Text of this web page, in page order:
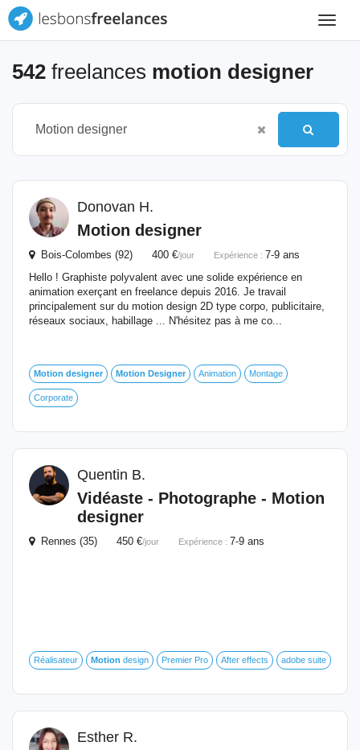
Toggle
542 freelances motion designer
Donovan H.
Motion designer
Bois-Colombes (92) 400 €/jour Expérience : 7-9 ans
Hello ! Graphiste polyvalent avec une solide expérience en
animation exerçant en freelance depuis 2016. Je travail
principalement sur du motion design 2D type corpo, publicitaire,
réseaux sociaux, habillage ... N'hésitez pas à me co...
Motion designer Motion Designer Animation Montage
Corporate
Quentin B.
Vidéaste - Photographe - Motion
designer
Rennes (35) 450 €/jour Expérience : 7-9 ans
Réalisateur Motion design Premier Pro After effects adobe suite
Esther R.